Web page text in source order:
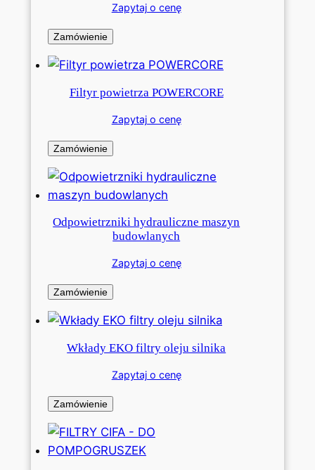
Zapytaj o cenę
Zamówienie
Filtyr powietrza POWERCORE
Zapytaj o cenę
Zamówienie
Odpowietrzniki hydrauliczne maszyn
budowlanych
Zapytaj o cenę
Zamówienie
Wkłady EKO filtry oleju silnika
Zapytaj o cenę
Zamówienie